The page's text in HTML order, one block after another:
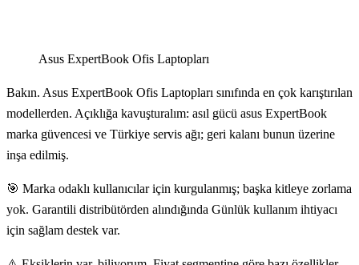
Asus ExpertBook Ofis Laptopları
Bakın. Asus ExpertBook Ofis Laptopları sınıfında en çok karıştırılan
modellerden. Açıklığa kavuşturalım: asıl gücü asus ExpertBook
marka güvencesi ve Türkiye servis ağı; geri kalanı bunun üzerine
inşa edilmiş.
🎯 Marka odaklı kullanıcılar için kurgulanmış; başka kitleye zorlama
yok. Garantili distribütörden alındığında Günlük kullanım ihtiyacı
için sağlam destek var.